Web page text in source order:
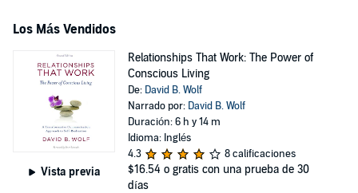
Los Más Vendidos
Vista previa
Relationships That Work: The Power of
Conscious Living
De: David B. Wolf
Narrado por: David B. Wolf
Duración: 6 h y 14 m
Idioma: Inglés
4.3
8 calificaciones
$16.54 o gratis con una prueba de 30
días